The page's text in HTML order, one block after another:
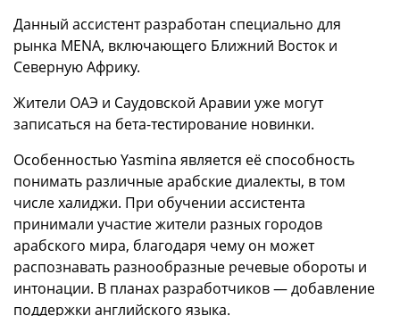
Данный ассистент разработан специально для
рынка MENA, включающего Ближний Восток и
Северную Африку.
Жители ОАЭ и Саудовской Аравии уже могут
записаться на бета-тестирование новинки.
Особенностью Yasmina является её способность
понимать различные арабские диалекты, в том
числе халиджи. При обучении ассистента
принимали участие жители разных городов
арабского мира, благодаря чему он может
распознавать разнообразные речевые обороты и
интонации. В планах разработчиков — добавление
поддержки английского языка.